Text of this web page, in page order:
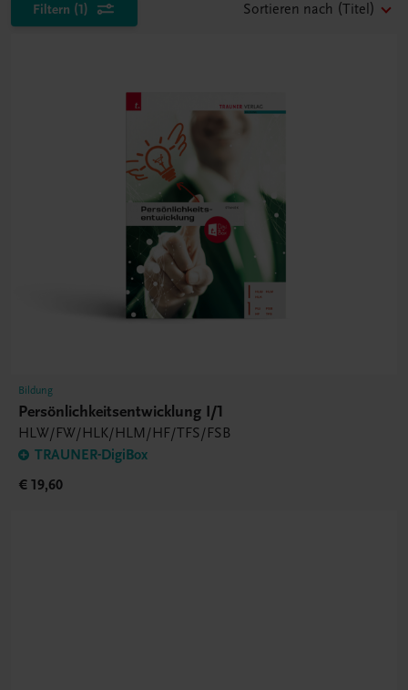
Filtern (1) Sortieren nach (Titel)
Bildung
Persönlichkeitsentwicklung I/1
HLW/FW/HLK/HLM/HF/TFS/FSB
TRAUNER-DigiBox
€ 19,60